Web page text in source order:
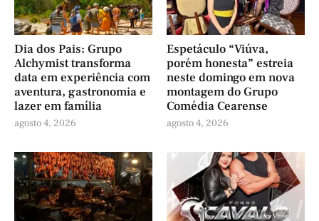
Dia dos Pais: Grupo
Alchymist transforma
data em experiência com
aventura, gastronomia e
lazer em família
agosto 4, 2026
Espetáculo “Viúva,
porém honesta” estreia
neste domingo em nova
montagem do Grupo
Comédia Cearense
agosto 4, 2026